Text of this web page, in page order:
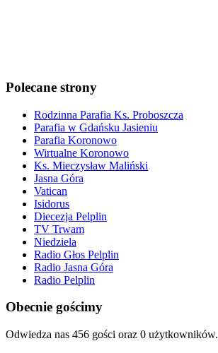
Polecane strony
Rodzinna Parafia Ks. Proboszcza
Parafia w Gdańsku Jasieniu
Parafia Koronowo
Wirtualne Koronowo
Ks. Mieczysław Maliński
Jasna Góra
Vatican
Isidorus
Diecezja Pelplin
TV Trwam
Niedziela
Radio Głos Pelplin
Radio Jasna Góra
Radio Pelplin
Obecnie gościmy
Odwiedza nas 456 gości oraz 0 użytkowników.